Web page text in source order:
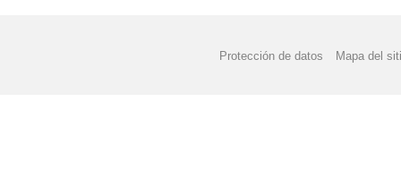
Protección de datos Mapa del